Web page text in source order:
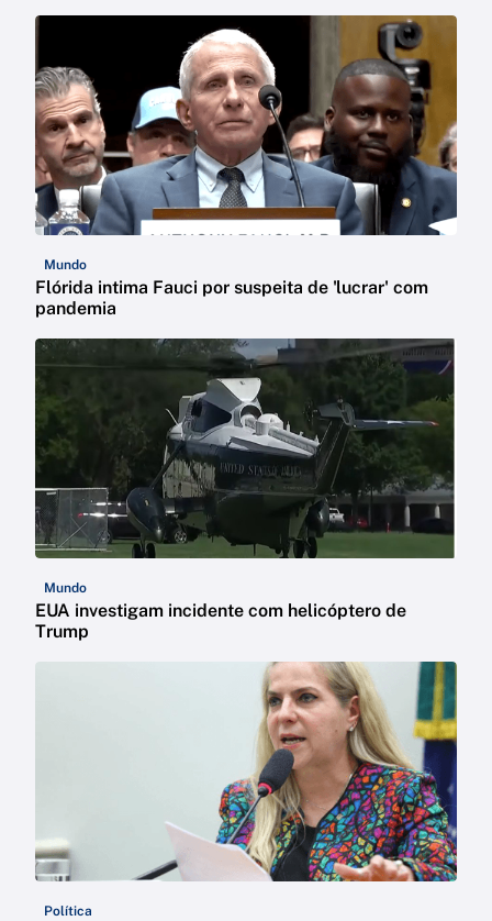
Mundo
Flórida intima Fauci por suspeita de 'lucrar' com
pandemia
Mundo
EUA investigam incidente com helicóptero de
Trump
Política